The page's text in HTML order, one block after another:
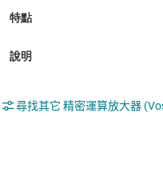
尋找其它 精密運算放大器